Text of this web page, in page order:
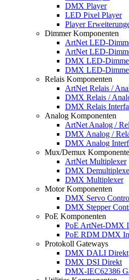
DMX Player
LED Pixel Player
Player
Dimmer Komponenten
ArtNet LED-
ArtNet LED-
DMX LED-
DMX LED-
Relais Komponenten
ArtNet Relais /
DMX Relais /
DMX Relais
Analog Komponenten
ArtNet Analog /
DMX Analog /
DMX Analog
Mux/Demux
ArtNet Multiplexer
DMX
DMX Multiplexer
Motor Komponenten
DMX Servo
DMX Stepper
PoE Komponenten
PoE ArtNet-DMX
PoE RDM DMX
Protokoll Gateways
DMX DALI Direkt
DMX DSI Direkt
DMX-IEC62386